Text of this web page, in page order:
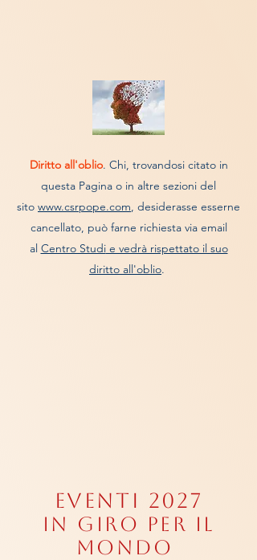
Diritto all'oblio. Chi, trovandosi citato in
questa Pagina o in altre sezioni del
sito www.csrpope.com, desiderasse esserne
cancellato, può farne richiesta via email
al Centro Studie vedrà rispettato il suo
diritto all'oblio.
EVENTI 2027
in giro per il
mondo